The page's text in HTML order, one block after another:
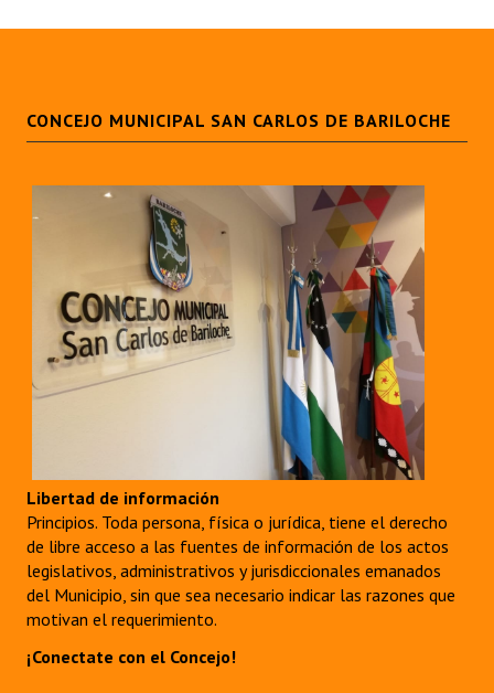
CONCEJO MUNICIPAL SAN CARLOS DE BARILOCHE
Libertad de información
Principios. Toda persona, física o jurídica, tiene el derecho
de libre acceso a las fuentes de información de los actos
legislativos, administrativos y jurisdiccionales emanados
del Municipio, sin que sea necesario indicar las razones que
motivan el requerimiento.
¡Conectate con el Concejo!